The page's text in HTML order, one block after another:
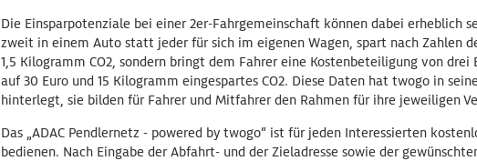
Die Einsparpotenziale bei einer 2er-Fahrgemeinschaft können dabei erheblich
zweit in einem Auto statt jeder für sich im eigenen Wagen, spart nach Zahlen
1,5 Kilogramm CO2, sondern bringt dem Fahrer eine Kostenbeteiligung von
auf 30 Euro und 15 Kilogramm eingespartes CO2. Diese Daten hat twogo in
hinterlegt, sie bilden für Fahrer und Mitfahrer den Rahmen für ihre jeweiligen
Das „ADAC Pendlernetz - powered by twogo“ ist für jeden Interessierten
bedienen. Nach Eingabe der Abfahrt- und der Zieladresse sowie der